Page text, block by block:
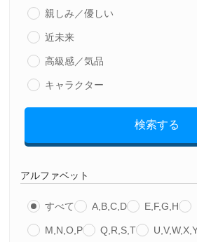
親しみ／優しい
近未来
高級感／気品
キャラクター
検索する
アルファベット
すべて A,B,C,D E,F,G,H
M,N,O,P Q,R,S,T